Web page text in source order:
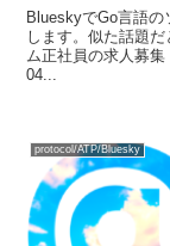
BlueskyでGo言語
します。似た話題
ム正社員の求人募
04...
protocol/ATP/Bluesky